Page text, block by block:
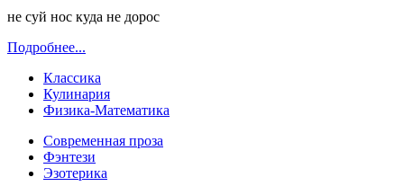
не суй нос куда не дорос
Подробнее...
Классика
Кулинария
Физика-Математика
Современная проза
Фэнтези
Эзотерика